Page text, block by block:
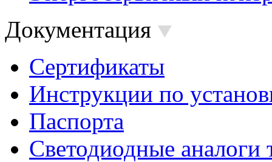
Документация
Сертификаты
Инструкции по
Паспорта
Светодиодные аналоги